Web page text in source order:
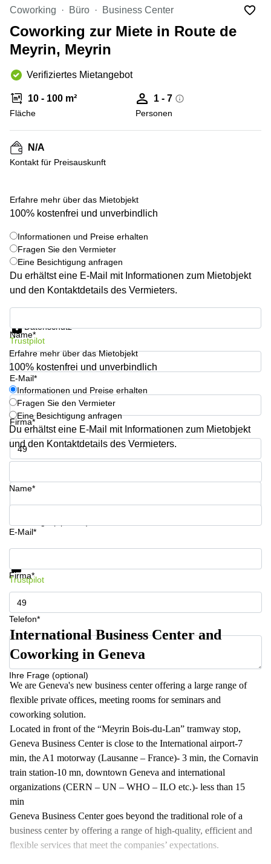
Lausanne
Coworking
Genf
Bern
Coworking
Winterthur
Büro
Zürich
Büro
Bern
Büro
mieten
Basel
mieten
Business
Center
Zürich
Business
Center
Zug
Business
Center
Bern
40 Zürich
Gotthardstrasse
26 Zug
28 Zug
Gubelstrasse
12 Zug
General-
Strasse
6/8 Zug
Grafenauweg
Teichgässlein
9 Basel
Aeschengraben
29 Basel
Zugerstrasse
Glärnischstrasse
13 Wil
Werftestrasse
4 Luzern
Coworking Büro Business Center
Coworking zur Miete in Route de
Meyrin, Meyrin
Verifiziertes Mietangebot
10 - 100 m²
Fläche
1 - 7
Personen
N/A
Kontakt für Preisauskunft
Erfahre mehr über das Mietobjekt
100% kostenfrei und unverbindlich
Informationen und Preise erhalten
Fragen Sie den Vermieter
Eine Besichtigung anfragen
Du erhältst eine E-Mail mit Informationen zum Mietobjekt
und den Kontaktdetails des Vermieters.
Name*
E-Mail*
Firma*
Telefon*
Datenschutz
Trustpilot
Erfahre mehr über das Mietobjekt
100% kostenfrei und unverbindlich
Informationen und Preise erhalten
Fragen Sie den Vermieter
Eine Besichtigung anfragen
Du erhältst eine E-Mail mit Informationen zum Mietobjekt
und den Kontaktdetails des Vermieters.
Name*
E-Mail*
Firma*
Telefon*
Ihre Frage (optional)
Informationen und Preise erhalten
Trustpilot
International Business Center and
Coworking in Geneva
We are Geneva's new business center offering a large range of
flexible private offices, meeting rooms for seminars and
coworking solution.
Located in front of the “Meyrin Bois-du-Lan” tramway stop,
Geneva Business Center is close to the International airport-7
min, the A1 motorway (Lausanne – France)- 3 min, the Cornavin
train station-10 mn, downtown Geneva and international
organizations (CERN – UN – WHO – ILO etc.)- less than 15
min
Geneva Business Center goes beyond the traditional role of a
business center by offering a range of high-quality, efficient and
flexible services that meet the companies’ expectations.